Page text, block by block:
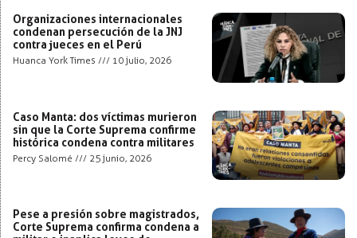
Organizaciones internacionales
condenan persecución de la JNJ
contra jueces en el Perú
Huanca York Times 10 julio, 2026
Caso Manta: dos víctimas murieron
sin que la Corte Suprema confirme
histórica condena contra militares
Percy Salomé 25 junio, 2026
Pese a presión sobre magistrados,
Corte Suprema confirma condena a